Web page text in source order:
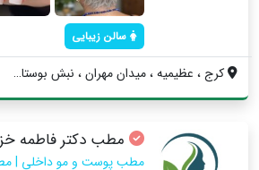
سالن زیبایی
کرج ، عظیمیه ، میدان مهران ، نبش بوستان ...
مطب دکتر فاطمه
مطب پوست و مو داخلی |